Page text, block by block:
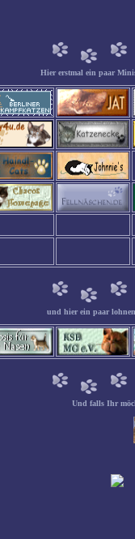
Hier erstmal ein paar
und hier ein paar
Und falls Ihr